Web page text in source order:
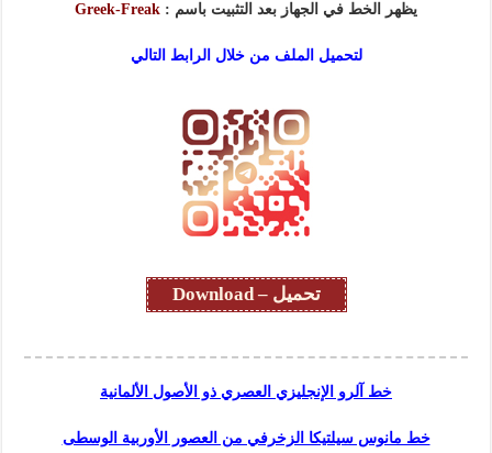
يظهر الخط في الجهاز بعد التثبيت باسم : Greek-Freak
لتحميل الملف من خلال الرابط التالي
تحميل – Download
خط آلرو الإنجليزي العصري ذو الأصول الألمانية
خط مانوس سيلتيكا الزخرفي من العصور الأوربية الوسطى